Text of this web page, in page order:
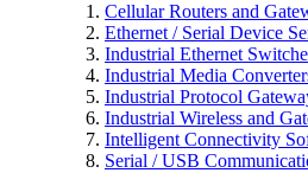
Cellular Routers and
Ethernet / Serial Device
Industrial Ethernet
Industrial Media
Industrial Protocol
Industrial Wireless and
Intelligent Connectivity
Serial / USB